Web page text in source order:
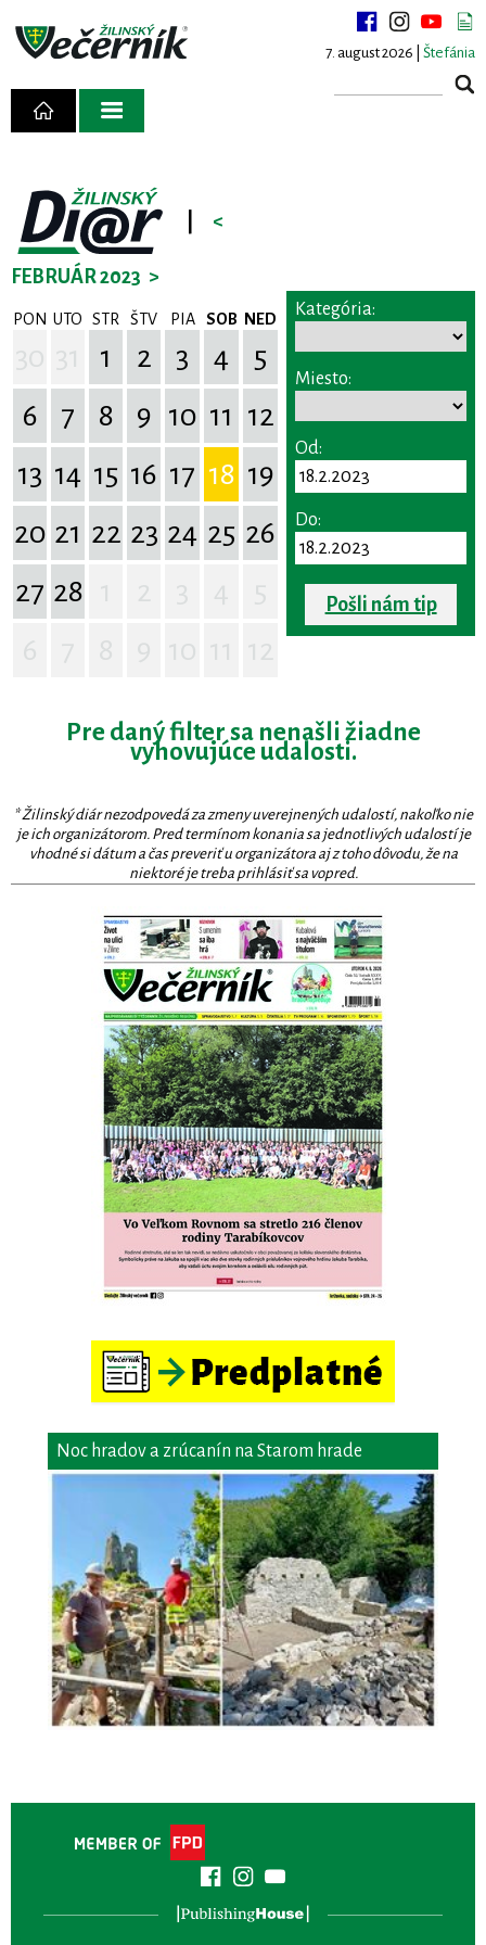
7. august 2026 | Štefánia
<
FEBRUÁR 2023 >
PON UTO STR ŠTV PIA SOB NED
1 2 3 4
5
6
7 8 9 10 11 12
13 14 15 16 17 18 19
20 21 22 23 24 25 26
27 28
Kategória:
Miesto:
Od:
Do:
Pošli nám tip
Pre daný filter sa nenašli žiadne
vyhovujúce udalosti.
* Žilinský diár nezodpovedá za zmeny uverejnených udalostí, nakoľko nie
je ich organizátorom. Pred termínom konania sa jednotlivých udalostí je
vhodné si dátum a čas preveriť u organizátora aj z toho dôvodu, že na
niektoré je treba prihlásiť sa vopred.
Noc hradov a zrúcanín na Starom hrade